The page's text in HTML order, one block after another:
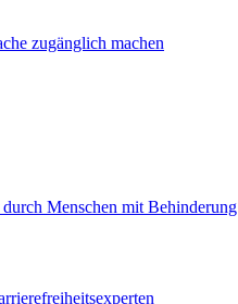
zugänglich machen
Menschen mit Behinderung